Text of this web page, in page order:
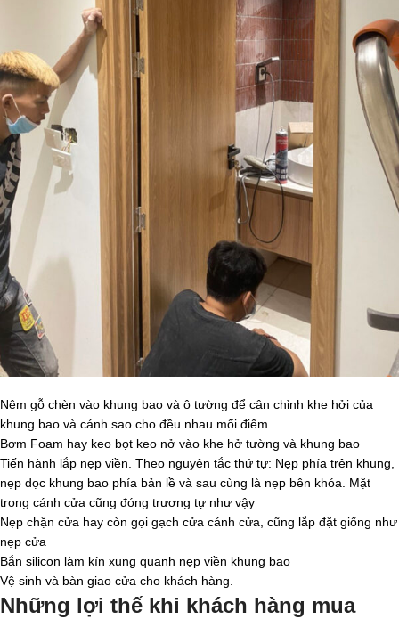
Nêm gỗ chèn vào khung bao và ô tường để cân chỉnh khe hởi của
khung bao và cánh sao cho đều nhau mổi điểm.
Bơm Foam hay keo bọt keo nở vào khe hở tường và khung bao
Tiến hành lắp nẹp viền. Theo nguyên tắc thứ tự: Nẹp phía trên khung,
nẹp dọc khung bao phía bản lề và sau cùng là nẹp bên khóa. Mặt
trong cánh cửa cũng đóng trương tự như vậy
Nẹp chặn cửa hay còn gọi gạch cửa cánh cửa, cũng lắp đặt giống như
nẹp cửa
Bắn silicon làm kín xung quanh nẹp viền khung bao
Vệ sinh và bàn giao cửa cho khách hàng.
Những lợi thế khi khách hàng mua